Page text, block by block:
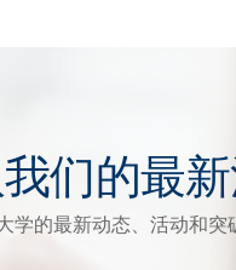
们的最
学的最新动态、活动和突